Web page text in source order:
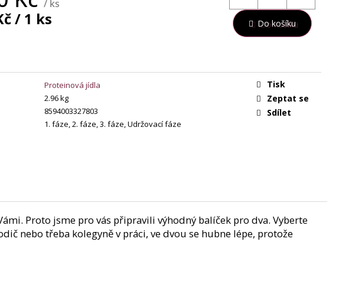
/ ks
/ 1 ks Do košíku
Proteinová jídla
2.96 kg
8594003327803
1. fáze, 2. fáze, 3. fáze, Udržovací fáze
Tisk
Zeptat se
Sdílet
Proto jsme pro vás připravili výhodný balíček pro dva. Vyberte
nebo třeba kolegyně v práci, ve dvou se hubne lépe, protože
149 Kč